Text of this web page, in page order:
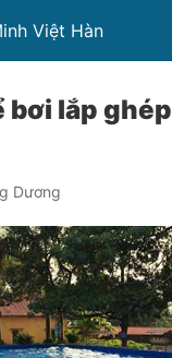
Việt Hàn
bơi lắp ghép
Dương